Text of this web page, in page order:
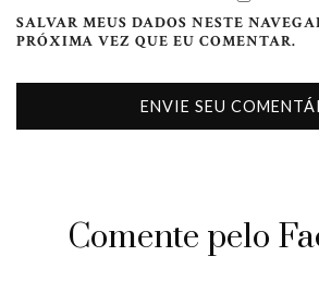
SALVAR MEUS DADOS NESTE
PRÓXIMA VEZ QUE EU COMENTAR.
Comente pelo